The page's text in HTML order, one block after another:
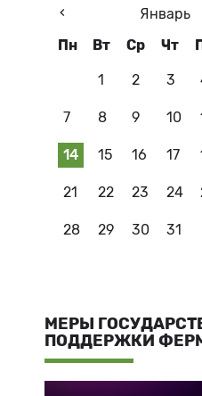
Январь
Пн
Вт Ср Чт
1 2 3
7 8 9 10
14 15 16 17
21 22 23 24
28 29 30 31
МЕРЫ
ПОДДЕРЖКИ